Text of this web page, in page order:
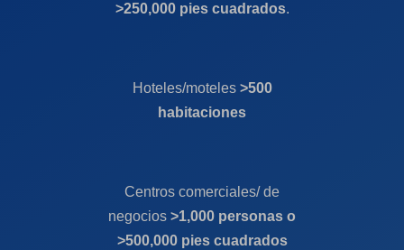
>250,000 pies cuadrados.
Hoteles/moteles >500
habitaciones
Centros comerciales/ de
negocios >1,000 personas o
>500,000 pies cuadrados